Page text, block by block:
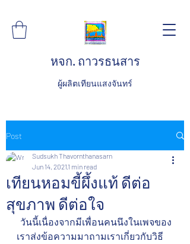
หจก. ถาวรธนสาร
ผู้ผลิตเทียนแสงจันทร์
Post
เทียนหอมขี้ผึ้งแท้ ดีต่อ
สุขภาพ ดีต่อใจ
Sudsukh Thavornthanasarn
Jun 14, 2021 1 min read
เราส่งข้อความมาถามเราเกี่ยวกับวิธี